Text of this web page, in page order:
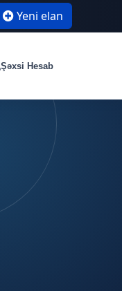
Yeni elan
Şəxsi Hesab